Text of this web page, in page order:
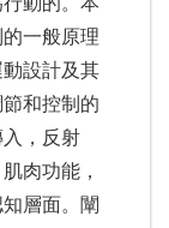
動的。本
一般原理
設計及其
和控制的
，反射
肉功能，
層面。闡